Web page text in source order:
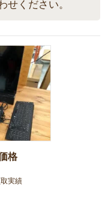
せください。
格
実績